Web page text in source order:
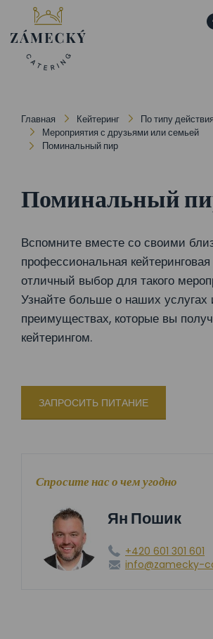
Главная Кейтеринг
По типу действия
Мероприятия с друзьями или семьей
Поминальный пир
Поминальный
Вспомните вместе со своими
профессиональная
отличный выбор для такого
Узнайте больше о наших услугах
преимуществах, которые вы
кейтерингом.
ЗАПРОСИТЬ ПИТАНИЕ
Спросите нас о чем угодно
Ян Пошик
+420 601 301 601
info@zamecky-